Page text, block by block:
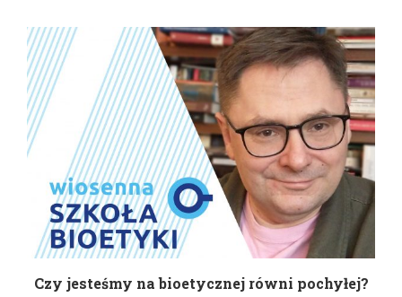
Czy jesteśmy na bioetycznej równi pochyłej?